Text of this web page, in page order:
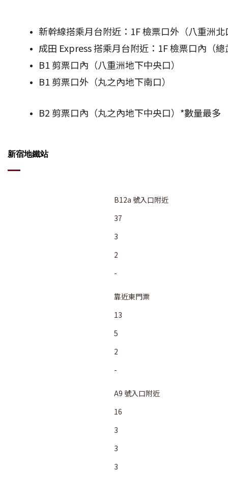
新幹線搭乘月台附近：1F 檢票口外（八重洲
成田 Express 搭乘月台附近：1F 檢票口內（
B1 剪票口內（八重洲地下中央口）
B1 剪票口外（丸之內地下南口）
B2 剪票口內（丸之內地下中央口）*數量最多
新宿地鐵站
B12a 號入口附近
37
3
2
-
靠近東門票
13
5
2
-
A9 號入口附近
16
3
3
3